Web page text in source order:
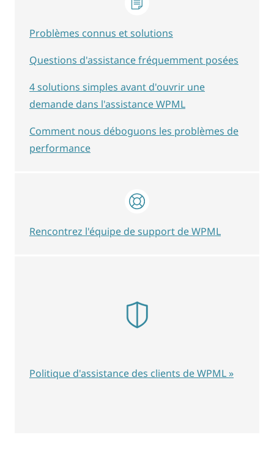
Problèmes connus et solutions
Questions d'assistance fréquemment posées
4 solutions simples avant d'ouvrir une
demande dans l'assistance WPML
Comment nous déboguons les problèmes de
performance
Rencontrez l'équipe de support de WPML
Politique d'assistance des clients de WPML »